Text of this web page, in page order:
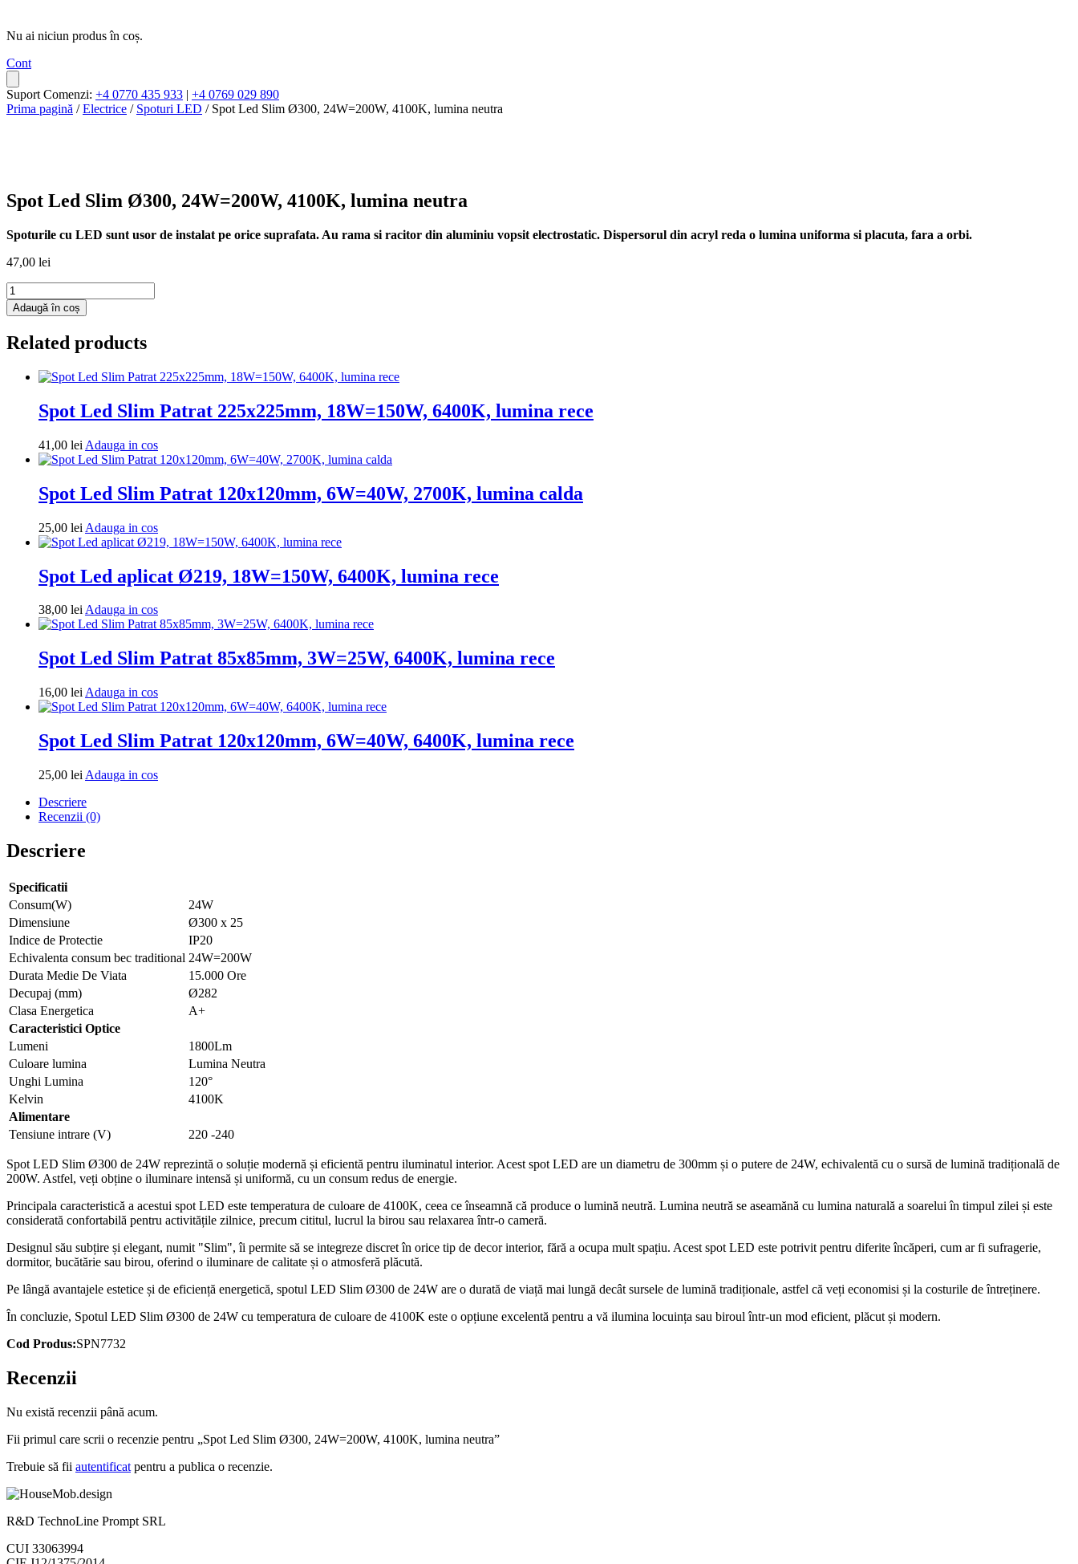
Nu ai niciun produs în coș.
Cont
Suport Comenzi: +4 0770 435 933 | +4 0769 029 890
Prima pagină /Electrice / Spoturi LED / Spot Led Slim Ø300, 24W=200W, 4100K, lumina neutra
Spot Led Slim Ø300, 24W=200W, 4100K, lumina neutra
Spoturile cu LED sunt usor de instalat pe orice suprafata. Au rama si racitor din aluminiu vopsit electrostatic. Dispersorul din acryl reda o lumina uniforma si placuta, fara a orbi.
47,00 lei
Cantitate
Spot
Led
Ø300,
4100K,
Adaugă în coș
Related products
Spot Led Slim Patrat 225x225mm, 18W=150W, 6400K, lumina rece
41,00 lei Adauga in cosAdauga
in
Spot Led Slim Patrat 120x120mm, 6W=40W, 2700K, lumina calda
25,00 lei Adauga in cosAdauga
in
Spot Led aplicat Ø219, 18W=150W, 6400K, lumina rece
38,00 leiAdauga in cosAdauga
in
Spot Led Slim Patrat 85x85mm, 3W=25W, 6400K, lumina rece
16,00 lei Adauga in cosAdauga
in
Spot Led Slim Patrat 120x120mm, 6W=40W, 6400K, lumina rece
25,00 lei Adauga in cosAdauga
Descriere
Recenzii (0)
Descriere
Specificatii
Consum(W)
24W
Dimensiune
Ø300 x 25
Indice de Protectie
IP20
Echivalenta consum bec traditional 24W=200W
Durata Medie De Viata
15.000 Ore
Decupaj (mm)
Ø282
Clasa Energetica
A+
Caracteristici Optice
Lumeni
1800Lm
Culoare lumina
Lumina Neutra
Unghi Lumina
120°
Kelvin
4100K
Alimentare
Tensiune intrare (V)
220 -240
Spot LED Slim Ø300 de 24W reprezintă o soluție modernă și eficientă pentru iluminatul interior. Acest spot LED are un diametru de 300mm și o putere de 24W, echivalentă cu o sursă de lumină tradițională de
200W. Astfel, veți obține o iluminare intensă și uniformă, cu un consum redus de energie.
Principala caracteristică a acestui spot LED este temperatura de culoare de 4100K, ceea ce înseamnă că produce o lumină neutră. Lumina neutră se aseamănă cu lumina naturală a soarelui în timpul zilei și este
considerată confortabilă pentru activitățile zilnice, precum cititul, lucrul la birou sau relaxarea într-o cameră.
Designul său subțire și elegant, numit "Slim", îi permite să se integreze discret în orice tip de decor interior, fără a ocupa mult spațiu. Acest spot LED este potrivit pentru diferite încăperi, cum ar fi sufragerie,
dormitor, bucătărie sau birou, oferind o iluminare de calitate și o atmosferă plăcută.
Pe lângă avantajele estetice și de eficiență energetică, spotul LED Slim Ø300 de 24W are o durată de viață mai lungă decât sursele de lumină tradiționale, astfel că veți economisi și la costurile de întreținere.
În concluzie, Spotul LED Slim Ø300 de 24W cu temperatura de culoare de 4100K este o opțiune excelentă pentru a vă ilumina locuința sau biroul într-un mod eficient, plăcut și modern.
Cod Produs:SPN7732
Recenzii
Nu există recenzii până acum.
Fii primul care scrii o recenzie pentru „Spot Led Slim Ø300, 24W=200W, 4100K, lumina neutra”
Trebuie să fii autentificat pentru a publica o recenzie.
R&D TechnoLine Prompt SRL
CUI 33063994